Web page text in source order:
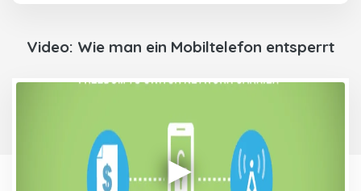
Video: Wie man ein Mobiltelefon entsperrt